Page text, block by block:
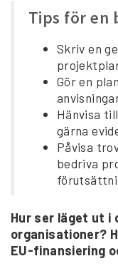
Tips för en
Skriv en
Gör en
Hänvisa
gärna
Påvisa
bedriva
Hur ser läget ut i
organisationer?
EU-finansiering